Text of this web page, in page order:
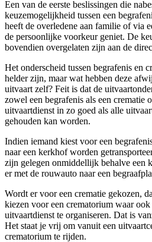
Een van de eerste beslissingen die
keuzemogelijkheid tussen een
heeft de overledene aan familie of via
de persoonlijke voorkeur geniet. De
bovendien overgelaten zijn aan de
Het onderscheid tussen begrafenis en
helder zijn, maar wat hebben deze
uitvaart zelf? Feit is dat de
zowel een begrafenis als een crematie
uitvaartdienst in zo goed als alle
gehouden kan worden.
Indien iemand kiest voor een
naar een kerkhof worden
zijn gelegen onmiddellijk behalve een
er met de rouwauto naar een
Wordt er voor een crematie gekozen,
kiezen voor een crematorium waar
uitvaartdienst te organiseren. Dat is
Het staat je vrij om vanuit een
crematorium te rijden.